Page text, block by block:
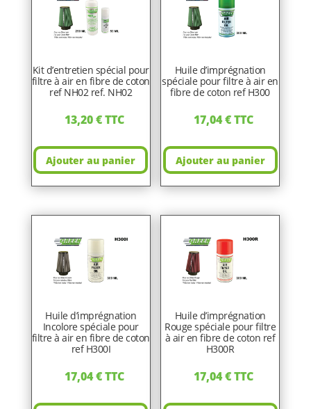
Kit d’entretien spécial pour
filtre à air en fibre de coton
ref NH02 ref. NH02
13,20€TTC
Ajouter au panier
Huile d’imprégnation
spéciale pour filtre à air en
fibre de coton ref H300
17,04€TTC
Ajouter au panier
Huile d’imprégnation
Incolore spéciale pour
filtre à air en fibre de coton
ref H300I
17,04€TTC
Huile d’imprégnation
Rouge spéciale pour filtre
à air en fibre de coton ref
H300R
17,04€TTC